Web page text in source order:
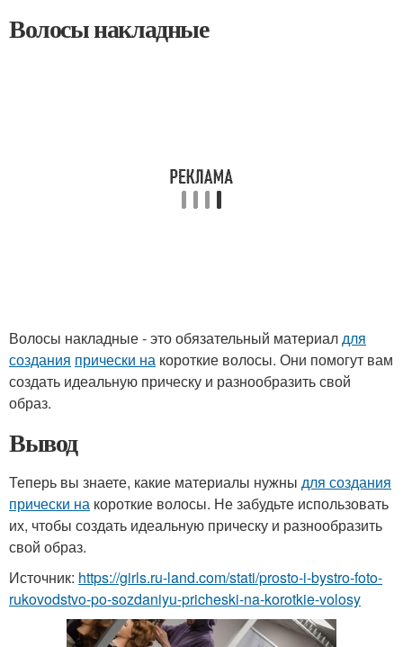
Волосы накладные
Волосы накладные - это обязательный материалдля
создания прически на короткие волосы. Они помогут вам
создать идеальную прическу и разнообразить свой
образ.
Вывод
Теперь вы знаете, какие материалы нужны для создания
прически на короткие волосы. Не забудьте использовать
их, чтобы создать идеальную прическу и разнообразить
свой образ.
Источник: https://girls.ru-land.com/stati/prosto-i-bystro-foto-
rukovodstvo-po-sozdaniyu-pricheski-na-korotkie-volosy